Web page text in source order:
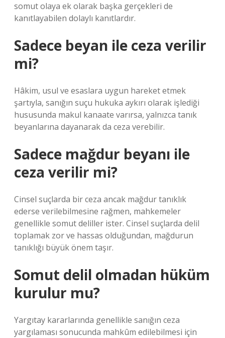
somut olaya ek olarak başka gerçekleri de
kanıtlayabilen dolaylı kanıtlardır.
Sadece beyan ile ceza verilir
mi?
Hâkim, usul ve esaslara uygun hareket etmek
şartıyla, sanığın suçu hukuka aykırı olarak işlediği
hususunda makul kanaate varırsa, yalnızca tanık
beyanlarına dayanarak da ceza verebilir.
Sadece mağdur beyanı ile
ceza verilir mi?
Cinsel suçlarda bir ceza ancak mağdur tanıklık
ederse verilebilmesine rağmen, mahkemeler
genellikle somut deliller ister. Cinsel suçlarda delil
toplamak zor ve hassas olduğundan, mağdurun
tanıklığı büyük önem taşır.
Somut delil olmadan hüküm
kurulur mu?
Yargıtay kararlarında genellikle sanığın ceza
yargılaması sonucunda mahkûm edilebilmesi için